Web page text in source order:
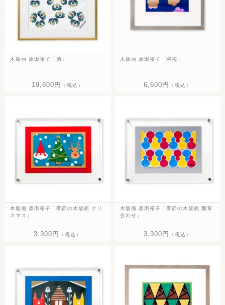
木版画 原田裕子「薊」
19,800円 （税込）
木版画 原田裕子「寒梅」
6,600円 （税込）
木版画 原田裕子「季節の木版画 クリ
スマス」
3,300円 （税込）
木版画 原田裕子「季節の木版画 瓢箪
合わせ」
3,300円 （税込）